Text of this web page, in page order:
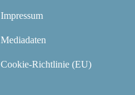
Impressum
Mediadaten
Cookie-Richtlinie (EU)